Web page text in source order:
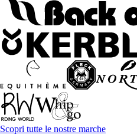
Scopri tutte le nostre marche